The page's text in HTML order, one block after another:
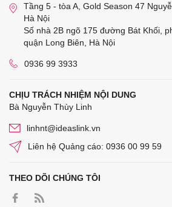
Tầng 5 - tòa A, Gold Season 47
Hà Nội
Số nhà 2B ngõ 175 đường Bát Khối,
quận Long Biên, Hà Nội
0936 99 3933
CHỊU TRÁCH NHIỆM NỘI DUNG
Bà Nguyễn Thùy Linh
linhnt@ideaslink.vn
Liên hệ Quảng cáo: 0936 00 99 59
THEO DÕI CHÚNG TÔI